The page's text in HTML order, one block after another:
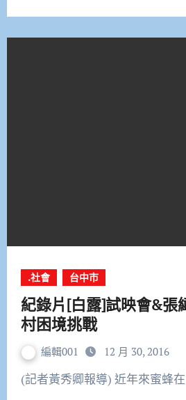
.社會 台中市
紀錄片[白露]試映會&張
村困境挑戰
編輯001 12 月 30, 2016
(記者黃秀卿報導) 近年來蜜蜂